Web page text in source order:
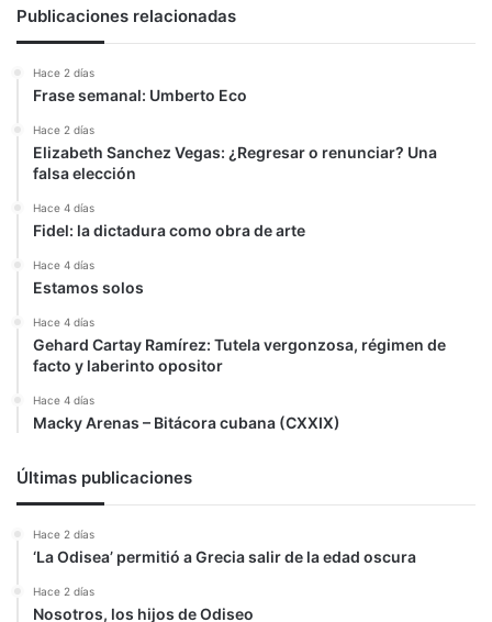
del
Publicaciones relacionadas
Hace 2 días
Frase semanal: Umberto Eco
Hace 2 días
Elizabeth Sanchez Vegas: ¿Regresar o renunciar? Una
falsa elección
Hace 4 días
Fidel: la dictadura como obra de arte
Hace 4 días
Estamos solos
Hace 4 días
Gehard Cartay Ramírez: Tutela vergonzosa, régimen de
facto y laberinto opositor
Hace 4 días
Macky Arenas – Bitácora cubana (CXXIX)
Últimas publicaciones
Hace 2 días
‘La Odisea’ permitió a Grecia salir de la edad oscura
Hace 2 días
Nosotros, los hijos de Odiseo